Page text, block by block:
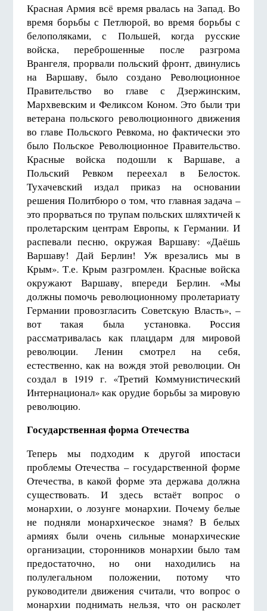
Красная Армия всё время рвалась на Запад. Во
время борьбы с Петлюрой, во время борьбы с
белополяками, с Польшей, когда русские
войска, переброшенные после разгрома
Врангеля, прорвали польский фронт, двинулись
на Варшаву, было создано Революционное
Правительство во главе с Дзержинским,
Мархвевским и Феликсом Коном. Это были три
ветерана польского революционного движения
во главе Польского Ревкома, но фактически это
было Польское Революционное Правительство.
Красные войска подошли к Варшаве, а
Польский Ревком переехал в Белосток.
Тухачевский издал приказ на основании
решения Политбюро о том, что главная задача –
это прорваться по трупам польских шляхтичей к
пролетарским центрам Европы, к Германии. И
распевали песню, окружая Варшаву: «Даёшь
Варшаву! Дай Берлин! Уж врезались мы в
Крым». Т.е. Крым разгромлен. Красные войска
окружают Варшаву, впереди Берлин. «Мы
должны помочь революционному пролетариату
Германии провозгласить Советскую Власть», –
вот такая была установка. Россия
рассматривалась как плацдарм для мировой
революции. Ленин смотрел на себя,
естественно, как на вождя этой революции. Он
создал в 1919 г. «Третий Коммунистический
Интернационал» как орудие борьбы за мировую
революцию.
Государственная форма Отечества
Теперь мы подходим к другой ипостаси
проблемы Отечества – государственной форме
Отечества, в какой форме эта держава должна
существовать. И здесь встаёт вопрос о
монархии, о лозунге монархии. Почему белые
не подняли монархическое знамя? В белых
армиях были очень сильные монархические
организации, сторонников монархии было там
предостаточно, но они находились на
полулегальном положении, потому что
руководители движения считали, что вопрос о
монархии поднимать нельзя, что он расколет